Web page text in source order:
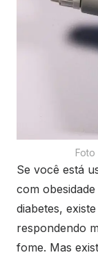
Foto
Se você está
com
diabetes,
respondendo
fome. Mas